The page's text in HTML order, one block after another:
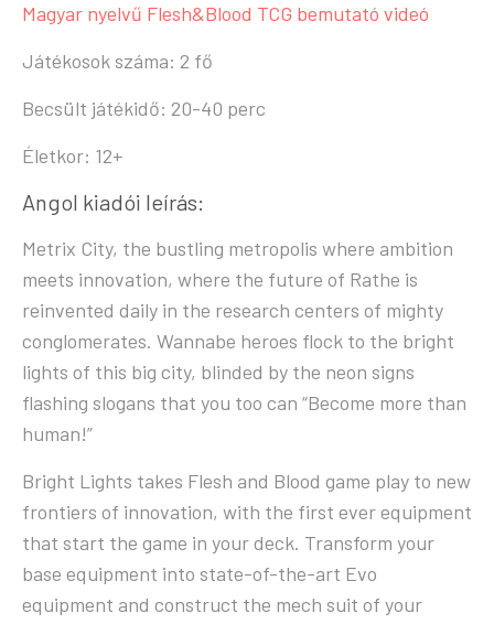
Magyar nyelvű Flesh&Blood TCG bemutató videó
Játékosok száma: 2 fő
Becsült játékidő: 20-40 perc
Életkor: 12+
Angol kiadói leírás:
Metrix City, the bustling metropolis where ambition
meets innovation, where the future of Rathe is
reinvented daily in the research centers of mighty
conglomerates. Wannabe heroes flock to the bright
lights of this big city, blinded by the neon signs
flashing slogans that you too can “Become more than
human!”
Bright Lights takes Flesh and Blood game play to new
frontiers of innovation, with the first ever equipment
that start the game in your deck. Transform your
base equipment into state-of-the-art Evo
equipment and construct the mech suit of your